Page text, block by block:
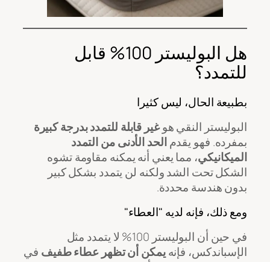
هل البوليستر 100% قابل
للتمدد؟
بطبيعة الحال، ليس كثيرا
البوليستر النقي هوغير قابلة للتمدد بدرجة كبيرة
بمفرده. فهو يقدمالحد الأدنى من التمدد
الميكانيكي، مما يعني أنه يمكنه مقاومة تشوه
الشكل تحت الشد ولكنه لن يتمدد بشكل كبير
بدون هندسة محددة.
ومع ذلك، فإنه لديه "العطاء"
في حين أن البوليستر 100% لا يتمدد مثل
الإسباندكس، فإنهيمكن أن تظهر عطاء طفيففي